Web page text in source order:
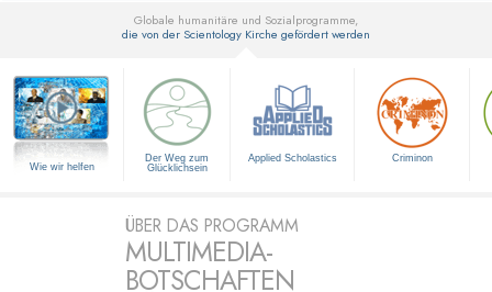
Globale humanitäre und Sozialprogramme,
die von der Scientology Kirche gefördert werden
Wie wir helfen
Der Weg zum
Glücklichsein
Applied Scholastics Criminon
ÜBER DAS PROGRAMM
MULTIMEDIA-
BOTSCHAFTEN